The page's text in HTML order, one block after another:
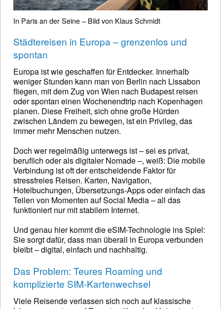
In Paris an der Seine – Bild von Klaus Schmidt
Städtereisen in Europa – grenzenlos und
spontan
Europa ist wie geschaffen für Entdecker. Innerhalb
weniger Stunden kann man von Berlin nach Lissabon
fliegen, mit dem Zug von Wien nach Budapest reisen
oder spontan einen Wochenendtrip nach Kopenhagen
planen. Diese Freiheit, sich ohne große Hürden
zwischen Ländern zu bewegen, ist ein Privileg, das
immer mehr Menschen nutzen.
Doch wer regelmäßig unterwegs ist – sei es privat,
beruflich oder als digitaler Nomade –, weiß: Die mobile
Verbindung ist oft der entscheidende Faktor für
stressfreies Reisen. Karten, Navigation,
Hotelbuchungen, Übersetzungs-Apps oder einfach das
Teilen von Momenten auf Social Media – all das
funktioniert nur mit stabilem Internet.
Und genau hier kommt die eSIM-Technologie ins Spiel:
Sie sorgt dafür, dass man überall in Europa verbunden
bleibt – digital, einfach und nachhaltig.
Das Problem: Teures Roaming und
komplizierte SIM-Kartenwechsel
Viele Reisende verlassen sich noch auf klassische